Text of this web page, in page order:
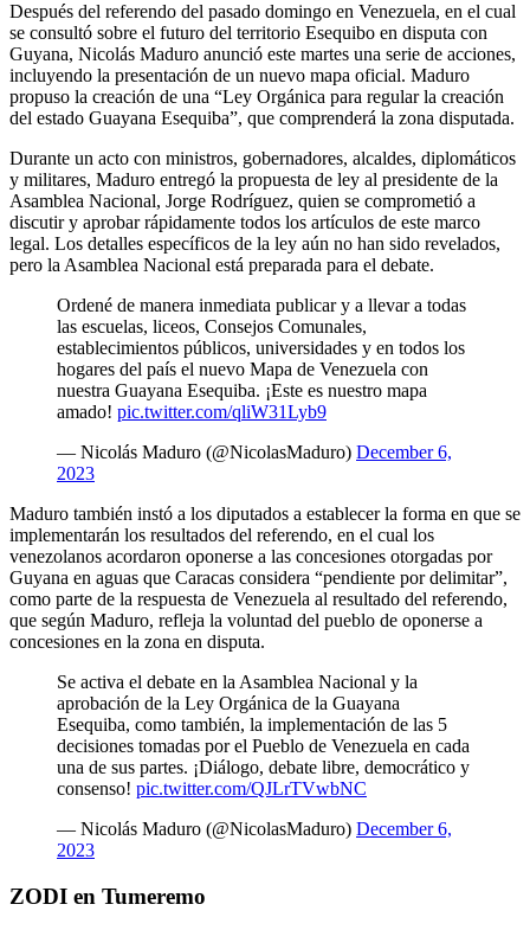
Después del referendo del pasado domingo en Venezuela, en el cual
se consultó sobre el futuro del territorio Esequibo en disputa con
Guyana, Nicolás Maduro anunció este martes una serie de acciones,
incluyendo la presentación de un nuevo mapa oficial. Maduro
propuso la creación de una “Ley Orgánica para regular la creación
del estado Guayana Esequiba”, que comprenderá la zona disputada.
Durante un acto con ministros, gobernadores, alcaldes, diplomáticos
y militares, Maduro entregó la propuesta de ley al presidente de la
Asamblea Nacional, Jorge Rodríguez, quien se comprometió a
discutir y aprobar rápidamente todos los artículos de este marco
legal. Los detalles específicos de la ley aún no han sido revelados,
pero la Asamblea Nacional está preparada para el debate.
Ordené de manera inmediata publicar y a llevar a todas
las escuelas, liceos, Consejos Comunales,
establecimientos públicos, universidades y en todos los
hogares del país el nuevo Mapa de Venezuela con
nuestra Guayana Esequiba. ¡Este es nuestro mapa
amado! pic.twitter.com/qliW31Lyb9
— Nicolás Maduro (@NicolasMaduro) December 6,
2023
Maduro también instó a los diputados a establecer la forma en que se
implementarán los resultados del referendo, en el cual los
venezolanos acordaron oponerse a las concesiones otorgadas por
Guyana en aguas que Caracas considera “pendiente por delimitar”,
como parte de la respuesta de Venezuela al resultado del referendo,
que según Maduro, refleja la voluntad del pueblo de oponerse a
concesiones en la zona en disputa.
Se activa el debate en la Asamblea Nacional y la
aprobación de la Ley Orgánica de la Guayana
Esequiba, como también, la implementación de las 5
decisiones tomadas por el Pueblo de Venezuela en cada
una de sus partes. ¡Diálogo, debate libre, democrático y
consenso! pic.twitter.com/QJLrTVwbNC
— Nicolás Maduro (@NicolasMaduro) December 6,
2023
ZODI en Tumeremo